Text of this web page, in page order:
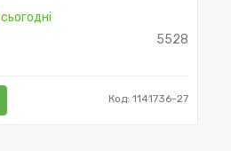
сьогодні
5528
Код: 1141736-27